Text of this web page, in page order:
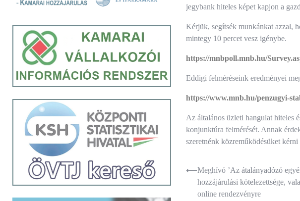
jegybank hiteles képet kapjon a
Kérjük, segítsék munkánkat azzal,
mintegy 10 percet vesz igénybe.
https://mnbpoll.mnb.hu/
Eddigi felméréseink eredményei
https://www.mnb.hu/penzugyi-
Az általános üzleti hangulat hiteles
konjunktúra felmérését. Annak
szeretnénk közreműködésüket
Bejegyzés
navigáció
⟵Meghívó ’Az átalányadózó
hozzájárulási kötelezettsége,
online rendezvényre